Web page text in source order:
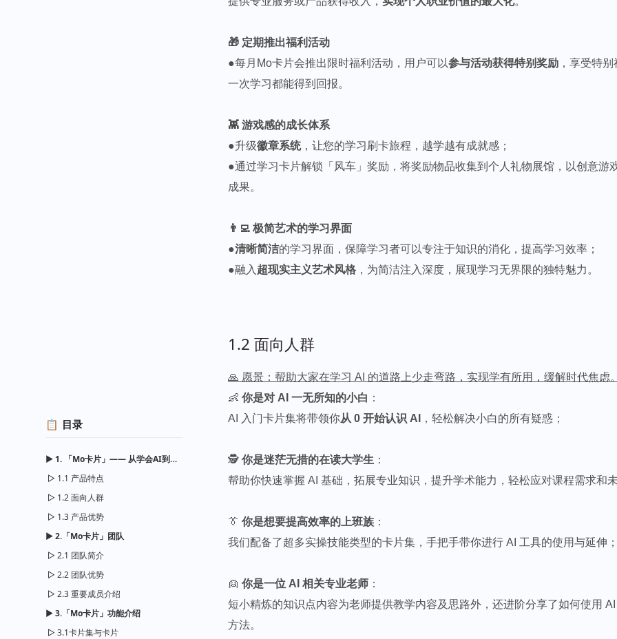
目录
1. 「Mo卡片」—— 从学会AI到利用AI
1.1 产品特点
1.2 面向人群
1.3 产品优势
2.「Mo卡片」团队
2.1 团队简介
2.2 团队优势
2.3 重要成员介绍
3.「Mo卡片」功能介绍
3.1卡片集与卡片
🎁 定期推出福利活动
●每月Mo卡片会推出限时福利活动，用户可以参与活动获得特别奖励，享受特别
一次学习都能得到回报。
👾 游戏感的成长体系
●升级徽章系统，让您的学习刷卡旅程，越学越有成就感；
●通过学习卡片解锁「风车」奖励，将奖励物品收集到个人礼物展馆，以创意游
成果。
👨‍💻 极简艺术的学习界面
●清晰简洁的学习界面，保障学习者可以专注于知识的消化，提高学习效率；
●融入 超现实主义艺术风格，为简洁注入深度，展现学习无界限的独特魅力。
1.2 面向人群
🙏 愿景：帮助大家在学习 AI 的道路上少走弯路，实现学有所用，缓解时代焦虑。
👶 你是对 AI 一无所知的小白 ：
AI 入门卡片集将带领你从 0 开始认识 AI ，轻松解决小白的所有疑惑；
🕵 你是迷茫无措的在读大学生 ：
帮助你快速掌握 AI 基础，拓展专业知识，提升学术能力，轻松应对课程需求和
👔 你是想要提高效率的上班族：
我们配备了超多实操技能类型的卡片集，手把手带你进行 AI 工具的使用与延伸；
👱 你是一位 AI 相关专业老师：
短小精炼的知识点内容为老师提供教学内容及思路外，还进阶分享了如何使用
方法。